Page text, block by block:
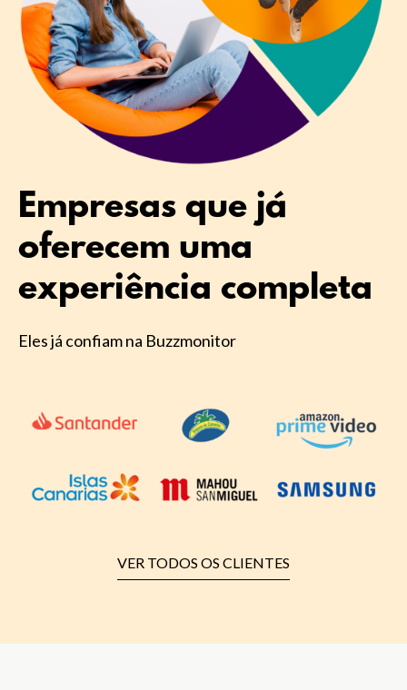
Empresas que já
oferecem uma
experiência completa
Eles já confiam na Buzzmonitor
VER TODOS OS CLIENTES